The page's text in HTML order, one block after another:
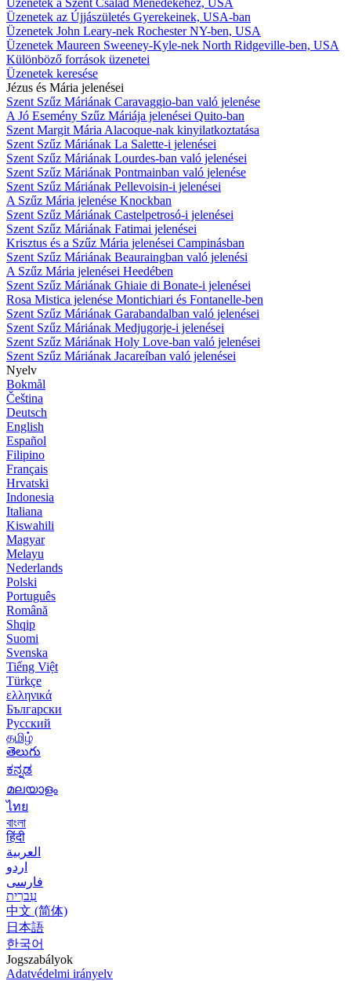
Üzenetek az Újjászületés Gyerekeinek, USA-ban
Üzenetek John Leary-nek Rochester NY-ben, USA
Üzenetek Maureen Sweeney-Kyle-nek North Ridgeville-ben, USA
Különböző források üzenetei
Üzenetek keresése
Jézus és Mária jelenései
Szent Szűz Máriának Caravaggio-ban való jelenése
A Jó Esemény Szűz Máriája jelenései Quito-ban
Szent Margit Mária Alacoque-nak kinyilatkoztatása
Szent Szűz Máriának La Salette-i jelenései
Szent Szűz Máriának Lourdes-ban való jelenései
Szent Szűz Máriának Pontmainban való jelenése
Szent Szűz Máriának Pellevoisin-i jelenései
A Szűz Mária jelenése Knockban
Szent Szűz Máriának Castelpetrosó-i jelenései
Szent Szűz Máriának Fatimai jelenései
Krisztus és a Szűz Mária jelenései Campinásban
Szent Szűz Máriának Beauraingban való jelenési
A Szűz Mária jelenései Heedében
Szent Szűz Máriának Ghiaie di Bonate-i jelenései
Rosa Mistica jelenése Montichiari és Fontanelle-ben
Szent Szűz Máriának Garabandalban való jelenései
Szent Szűz Máriának Medjugorje-i jelenései
Szent Szűz Máriának Holy Love-ban való jelenései
Szent Szűz Máriának Jacareíban való jelenései
Nyelv
Bokmål
Čeština
Deutsch
English
Español
Filipino
Français
Hrvatski
Indonesia
Italiana
Kiswahili
Magyar
Melayu
Nederlands
Polski
Português
Română
Shqip
Suomi
Svenska
Tiếng Việt
Türkçe
ελληνικά
Български
Русский
தமிழ்
తెలుగు
ಕನ್ನಡ
മലയാളം
ไทย
বাংলা
हिंदी
العربية
اردو
فارسی
עִברִית
中文 (简体)
日本語
한국어
Jogszabályok
Adatvédelmi irányelv